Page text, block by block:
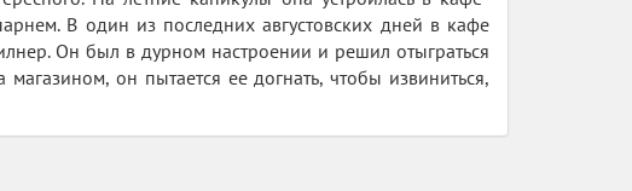
В один из последних августовских дней в кафе
Он был в дурном настроении и решил отыграться
он пытается ее догнать, чтобы извиниться,